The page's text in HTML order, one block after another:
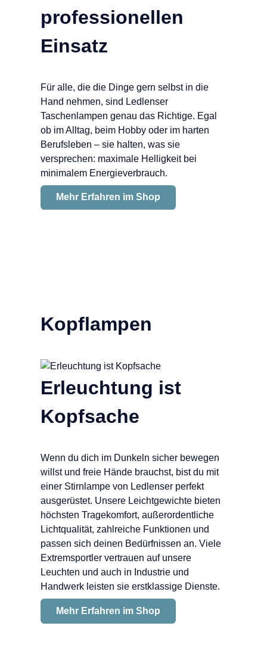
professionellen
Einsatz
Für alle, die die Dinge gern selbst in die
Hand nehmen, sind Ledlenser
Taschenlampen genau das Richtige. Egal
ob im Alltag, beim Hobby oder im harten
Berufsleben – sie halten, was sie
versprechen: maximale Helligkeit bei
minimalem Energieverbrauch.
Mehr Erfahren im Shop
Kopflampen
Erleuchtung ist
Kopfsache
Wenn du dich im Dunkeln sicher bewegen
willst und freie Hände brauchst, bist du mit
einer Stirnlampe von Ledlenser perfekt
ausgerüstet. Unsere Leichtgewichte bieten
höchsten Tragekomfort, außerordentliche
Lichtqualität, zahlreiche Funktionen und
passen sich deinen Bedürfnissen an. Viele
Extremsportler vertrauen auf unsere
Leuchten und auch in Industrie und
Handwerk leisten sie erstklassige Dienste.
Mehr Erfahren im Shop